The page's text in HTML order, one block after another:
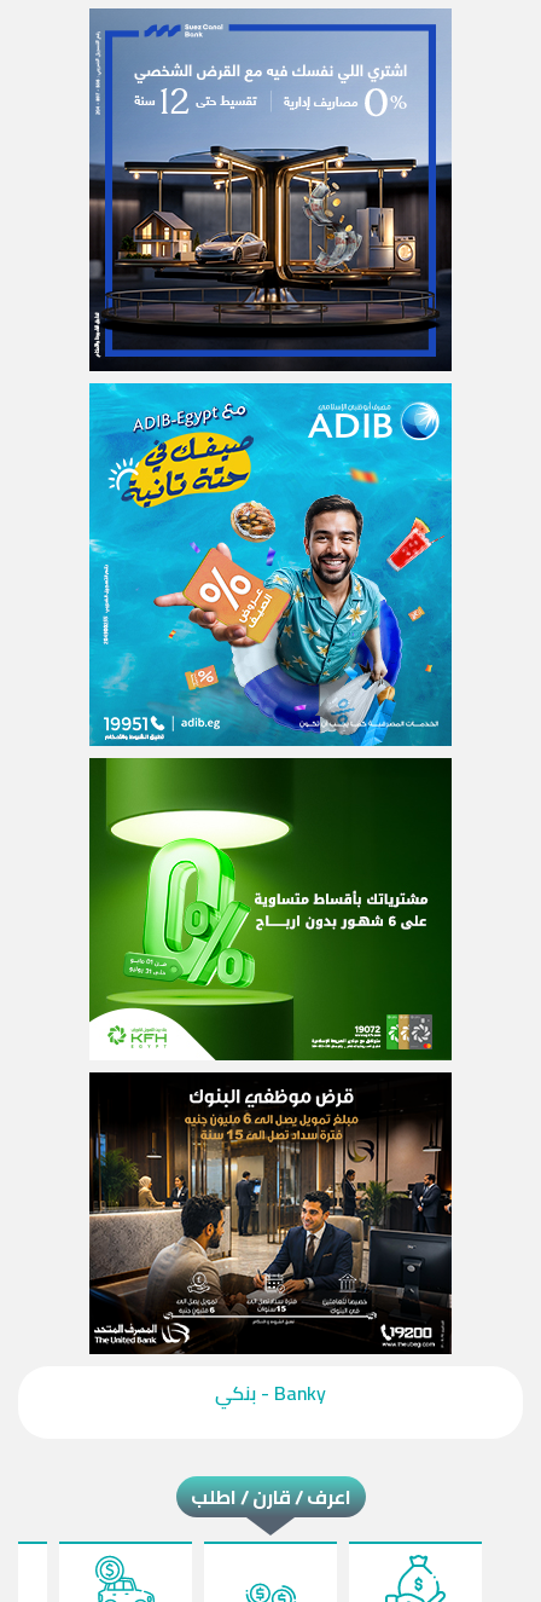
‎Banky - بنكي‎
اعرف / قارن / اطلب